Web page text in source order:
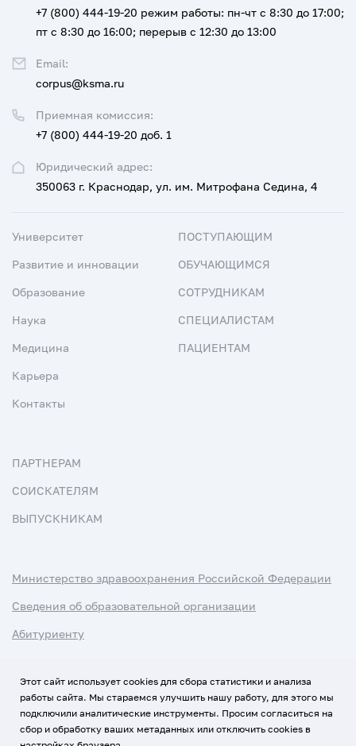
Юридический адрес:
350063 г. Краснодар, ул. им. Митрофана Седина, 4
Приемная комиссия:
+7 (800) 444-19-20 доб. 1
+7 (800) 444-19-20 режим работы: пн-чт с 8:30 до 17:00;
пт с 8:30 до 16:00; перерыв с 12:30 до 13:00
Email:
corpus@ksma.ru
Университет
Развитие и инновации
Образование
Наука
Медицина
Карьера
Контакты
ПОСТУПАЮЩИМ
ОБУЧАЮЩИМСЯ
СОТРУДНИКАМ
СПЕЦИАЛИСТАМ
ПАЦИЕНТАМ
ПАРТНЕРАМ
СОИСКАТЕЛЯМ
ВЫПУСКНИКАМ
Министерство здравоохранения Российской Федерации
Сведения об образовательной организации
Абитуриенту
Политика обработки персональных данных
Этот сайт использует cookies для сбора статистики и анализа
работы сайта. Мы стараемся улучшить нашу работу, для этого мы
подключили аналитические инструменты. Просим согласиться на
сбор и обработку ваших метаданных или отключить cookies в